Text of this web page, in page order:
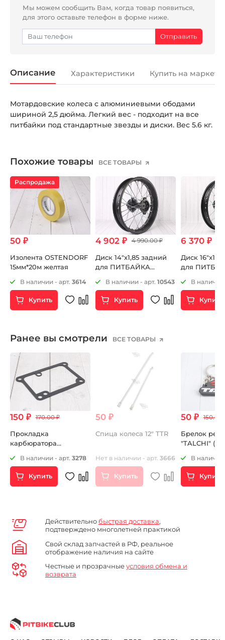
Мы можем сообщить Вам, когда товар появиться,
для этого оставьте телефон в форме ниже.
Описание Характеристики Купить на
Мотардовские колеса с алюминиевыми ободами
шириной 2,5 дюйма. Легкий вес - подходит на все
питбайки под стандартные звезды и диски. Вес 5.6 кг.
Похожие товары ВСЕ ТОВАРЫ
Распродажа
50 ₽
Изолента OSTENDORF
15мм*20м желтая
В наличии - арт. 3614
Купить
4 902 ₽ 4 990.00 ₽
Диск 14"х1,85 задний
для ПИТБАЙКА
В наличии - арт. 10543
Купить
6 370 ₽
Диск
для
В наличии
Купить
Ранее вы смотрели ВСЕ ТОВАРЫ
150 ₽ 170.00 ₽
Прокладка
карбюратора
MOLKT
В наличии - арт. 3278
Купить
50 ₽
Спица колеса 12" TTR
Нет в наличии - арт. 3666
Купить
50 ₽ 150.00
Брелок
В наличии
Купить
Действительно быстрая доставка,
подтверждено многолетней практикой
Свой склад запчастей в РФ, реальное
отображение наличия на сайте
Честные и прозрачныеусловия обмена и
возврата